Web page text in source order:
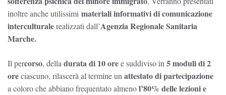
inoltre anche utilissimi materiali informativi di comunicazione
interculturalerealizzati dall’Agenzia Regionale Sanitaria
Marche.
Il percorso, delladurata di 10 oree suddiviso in5 moduli di 2
oreciascuno, rilascerà al termine unattestato di partecipazione
a coloro che abbiano frequentato almenol’80% delle lezioni e